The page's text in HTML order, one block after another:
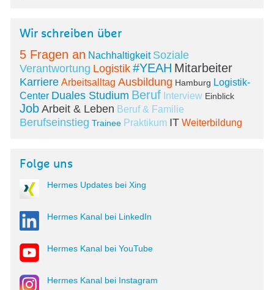
Wir schreiben über
5 Fragen an Nachhaltigkeit Soziale
Verantwortung Logistik #YEAH Mitarbeiter
Karriere Arbeitsalltag Ausbildung Hamburg Logistik-
Center Duales Studium Beruf Interview Einblick
Job Arbeit & Leben Beruf & Familie
Berufseinstieg Trainee Praktikum IT Weiterbildung
Folge uns
Hermes Updates bei Xing
Hermes Kanal bei LinkedIn
Hermes Kanal bei YouTube
Hermes Kanal bei Instagram